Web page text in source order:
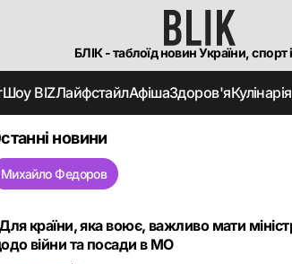
БЛІК - таблоїд новин України, спорт
Шоу BIZЛайфстайлАфішаЗдоров'яКулінарія
новини
Михайло Федоров
країни, яка воює, важливо мати
війни та посади в МО